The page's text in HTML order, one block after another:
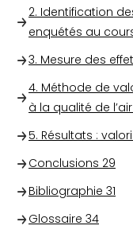
2. Identification
enquétés au
3. Mesure des
4. Méthode de
à la qualité de
5. Résultats :
Conclusions 29
Bibliographie 31
Glossaire 34